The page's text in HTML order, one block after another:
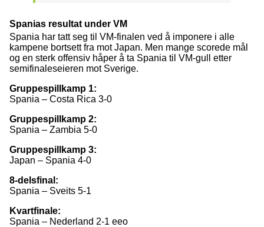
Spanias resultat under VM
Spania har tatt seg til VM-finalen ved å imponere i alle
kampene bortsett fra mot Japan. Men mange scorede mål
og en sterk offensiv håper å ta Spania til VM-gull etter
semifinaleseieren mot Sverige.
Gruppespillkamp 1:
Spania – Costa Rica 3-0
Gruppespillkamp 2:
Spania – Zambia 5-0
Gruppespillkamp 3:
Japan – Spania 4-0
8-delsfinal:
Spania – Sveits 5-1
Kvartfinale:
Spania – Nederland 2-1 eeo